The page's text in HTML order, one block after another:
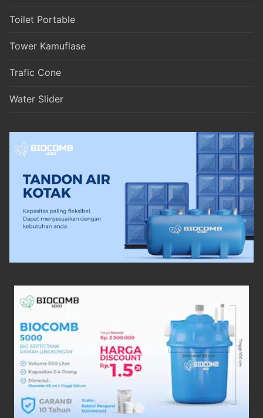
Toilet Portable
Tower Kamuflase
Trafic Cone
Water Slider